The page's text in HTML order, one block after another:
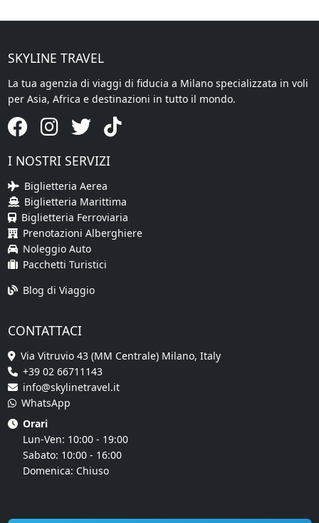
SKYLINE TRAVEL
La tua agenzia di viaggi di fiducia a Milano specializzata in voli
per Asia, Africa e destinazioni in tutto il mondo.
I NOSTRI SERVIZI
Biglietteria Aerea
Biglietteria Marittima
Biglietteria Ferroviaria
Prenotazioni Alberghiere
Noleggio Auto
Pacchetti Turistici
Blog di Viaggio
CONTATTACI
Via Vitruvio 43 (MM Centrale) Milano, Italy
+39 02 66711143
info@skylinetravel.it
WhatsApp
Orari
Lun-Ven: 10:00 - 19:00
Sabato: 10:00 - 16:00
Domenica: Chiuso